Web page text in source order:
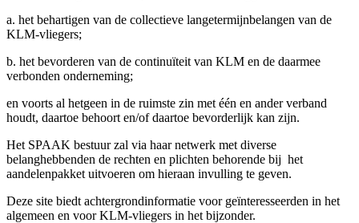
a. het behartigen van de collectieve langetermijnbelangen van de
KLM-vliegers;
b. het bevorderen van de continuïteit van KLM en de daarmee
verbonden onderneming;
en voorts al hetgeen in de ruimste zin met één en ander verband
houdt, daartoe behoort en/of daartoe bevorderlijk kan zijn.
Het SPAAK bestuur zal via haar netwerk met diverse
belanghebbenden de rechten en plichten behorende bij het
aandelenpakket uitvoeren om hieraan invulling te geven.
Deze site biedt achtergrondinformatie voor geïnteresseerden in het
algemeen en voor KLM-vliegers in het bijzonder.